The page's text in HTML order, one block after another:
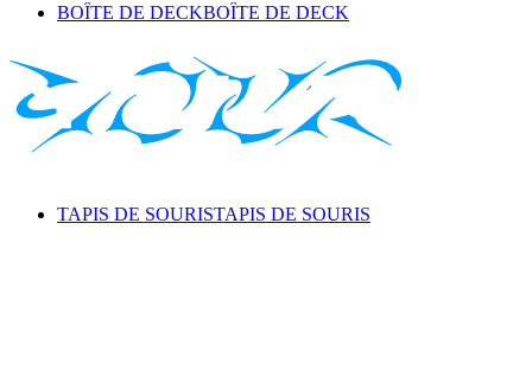
BOÎTE DE DECKBOÎTE DE DECK
TAPIS DE SOURISTAPIS DE SOURIS